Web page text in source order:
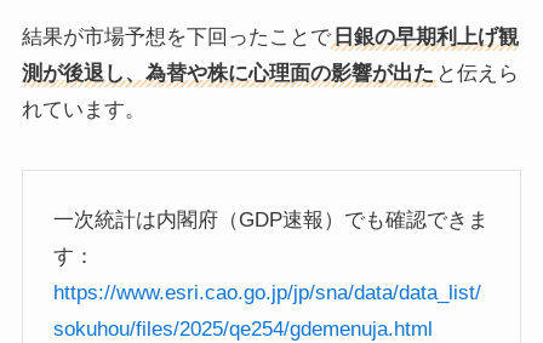
結果が市場予想を下回ったことで 日銀の早期利上げ観
測が後退し、為替や株に心理面の影響が出た と伝えら
れています。
一次統計は内閣府（GDP速報）でも確認できま
す：
https://www.esri.cao.go.jp/jp/sna/data/data_list/
sokuhou/files/2025/qe254/gdemenuja.html